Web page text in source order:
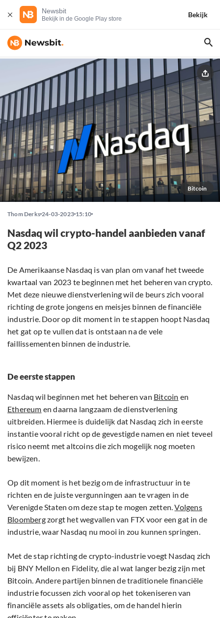
Newsbit
Bekijk in de Google Play store
Bekijk
Bitcoin
Thom Derks 24-03-2023 15:10
Nasdaq wil crypto-handel aanbieden vanaf
Q2 2023
De Amerikaanse Nasdaq is van plan om vanaf het tweede
kwartaal van 2023 te beginnen met het beheren van crypto.
Met deze nieuwe dienstverlening wil de beurs zich vooral
richting de grote jongens en meisjes binnen de financiële
industrie. Door op dit moment in te stappen hoopt Nasdaq
het gat op te vullen dat is ontstaan na de vele
faillissementen binnen de industrie.
De eerste stappen
Nasdaq wil beginnen met het beheren van Bitcoin en
Ethereum en daarna langzaam de dienstverlening
uitbreiden. Hiermee is duidelijk dat Nasdaq zich in eerste
instantie vooral richt op de gevestigde namen en niet teveel
risico neemt met altcoins die zich mogelijk nog moeten
bewijzen.
Op dit moment is het bezig om de infrastructuur in te
richten en de juiste vergunningen aan te vragen in de
Verenigde Staten om deze stap te mogen zetten.Volgens
Bloombergzorgt het wegvallen van FTX voor een gat in de
industrie, waar Nasdaq nu mooi in zou kunnen springen.
Met de stap richting de crypto-industrie voegt Nasdaq zich
bij BNY Mellon en Fidelity, die al wat langer bezig zijn met
Bitcoin. Andere partijen binnen de traditionele financiële
industrie focussen zich vooral op het tokeniseren van
financiële assets als obligaties, om de handel hierin